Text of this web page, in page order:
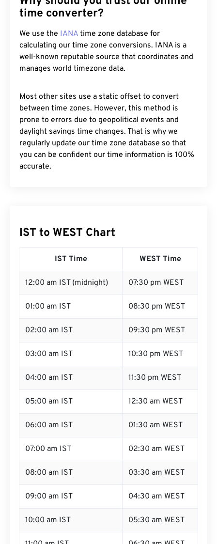
time converter?
We use the IANA time zone database for
calculating our time zone conversions. IANA is a
well-known reputable source that coordinates and
manages world timezone data.
Most other sites use a static offset to convert
between time zones. However, this method is
prone to errors due to geopolitical events and
daylight savings time changes. That is why we
regularly update our time zone database so that
you can be confident our time information is 100%
accurate.
IST to WEST Chart
IST Time WEST Time
12:00 am IST (midnight) 07:30 pm WEST
01:00 am IST 08:30 pm WEST
02:00 am IST 09:30 pm WEST
03:00 am IST 10:30 pm WEST
04:00 am IST 11:30 pm WEST
05:00 am IST 12:30 am WEST
06:00 am IST 01:30 am WEST
07:00 am IST 02:30 am WEST
08:00 am IST 03:30 am WEST
09:00 am IST 04:30 am WEST
10:00 am IST 05:30 am WEST